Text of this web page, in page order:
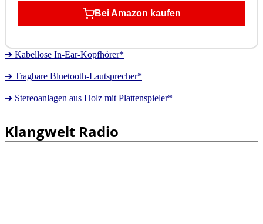
Bei Amazon kaufen
➔ Kabellose In-Ear-Kopfhörer*
➔ Tragbare Bluetooth-Lautsprecher*
➔ Stereoanlagen aus Holz mit Plattenspieler*
Klangwelt Radio